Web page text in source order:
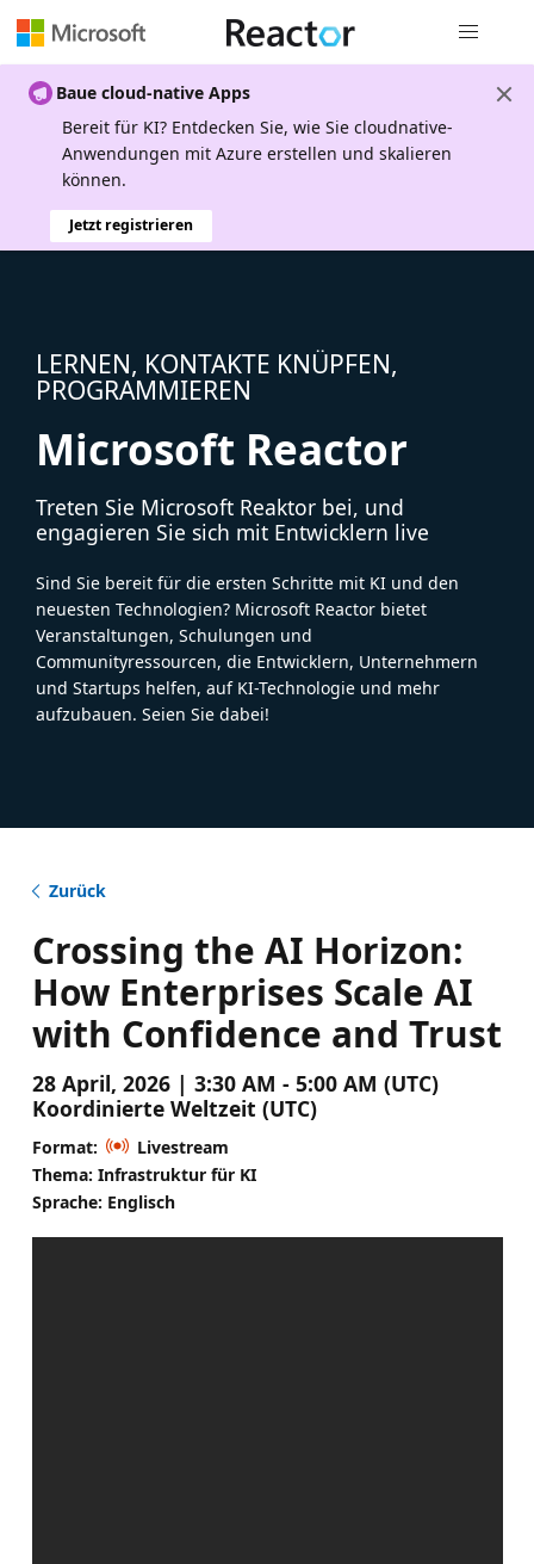
Baue cloud-native Apps
Bereit für KI? Entdecken Sie, wie Sie cloudnative-
Anwendungen mit Azure erstellen und skalieren
können.
Jetzt registrieren
LERNEN, KONTAKTE KNÜPFEN,
PROGRAMMIEREN
Microsoft Reactor
Treten Sie Microsoft Reaktor bei, und
engagieren Sie sich mit Entwicklern live
Sind Sie bereit für die ersten Schritte mit KI und den
neuesten Technologien? Microsoft Reactor bietet
Veranstaltungen, Schulungen und
Communityressourcen, die Entwicklern, Unternehmern
und Startups helfen, auf KI-Technologie und mehr
aufzubauen. Seien Sie dabei!
Zurück
Crossing the AI Horizon:
How Enterprises Scale AI
with Confidence and Trust
28 April, 2026 | 3:30 AM - 5:00 AM (UTC)
Koordinierte Weltzeit (UTC)
Format:
Livestream
Thema: Infrastruktur für KI
Sprache: Englisch